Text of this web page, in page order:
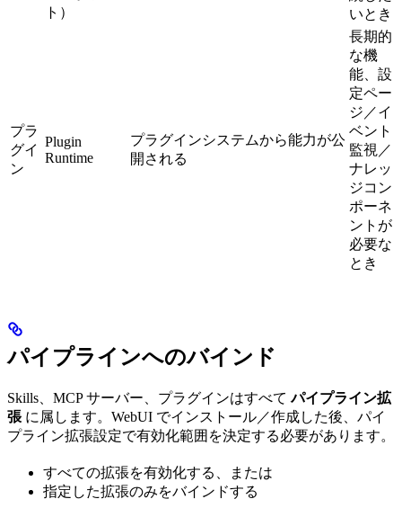
ト）
いとき
プラ
グイ
ン
Plugin
Runtime
プラグインシステムから能力が公
開される
長期的
な機
能、設
定ペー
ジ／イ
ベント
監視／
ナレッ
ジコン
ポーネ
ントが
必要な
とき
パイプラインへのバインド
Skills、MCP サーバー、プラグインはすべてパイプライン拡
張 に属します。WebUI でインストール／作成した後、パイ
プライン拡張設定で有効化範囲を決定する必要があります。
すべての拡張を有効化する、または
指定した拡張のみをバインドする